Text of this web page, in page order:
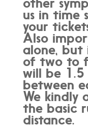
us in time
your
Also
alone, but
of two to
will be 1.5
between
We kindly
the basic
distance.